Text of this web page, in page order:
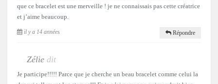
que ce bracelet est une merveille ! je ne connaissais pas cette créatrice
et j’aime beaucoup.
il y a 14 années Répondre
Zélie dit
Je participe!!!!! Parce que je cherche un beau bracelet comme celui la